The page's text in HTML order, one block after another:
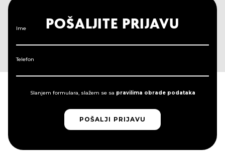
Ime
Telefon
Slanjem formulara, slažem se sa pravilima obrade podataka
POŠALJI PRIJAVU
POŠALJI PRIJAVU
POŠALJITE PRIJAVU